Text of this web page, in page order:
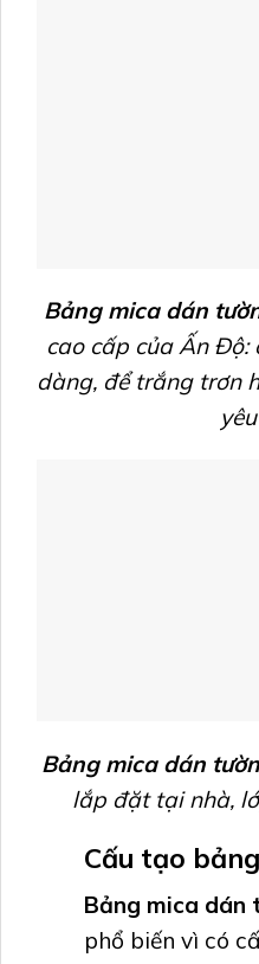
Bảng mica dán
cao cấp của Ấn Độ:
dàng, để trắng trơn
Bảng mica dán
lắp đặt tại nhà,
Cấu tạo
Bảng mica dán
phổ biến vì có